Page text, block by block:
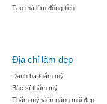
Tạo mà lúm đồng tiền
Địa chỉ làm đẹp
Danh bạ thẩm mỹ
Bác sĩ thẩm mỹ
Thẩm mỹ viện nâng mũi đẹp